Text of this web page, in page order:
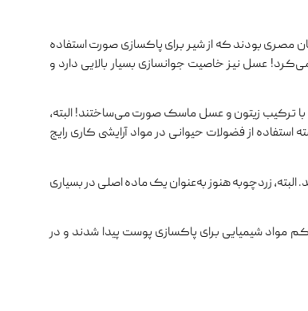
مصری بودند که از شیر برای پاکسازی صورت استفاده
عسل نیز خاصیت جوانسازی بسیار بالایی دارد و
با ترکیب زیتون و عسل ماسک صورت می‌ساختند! البته،
از فضولات حیوانی در مواد آرایشی کاری رایج
زردچوبه هنوز به‌عنوان یک ماده اصلی در بسیاری
شیمیایی برای پاکسازی پوست پیدا شدند و در